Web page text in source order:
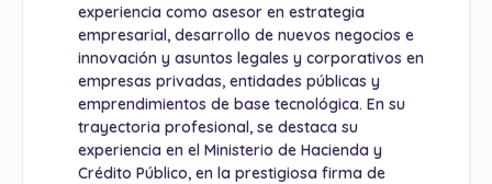
experiencia como asesor en estrategia
empresarial, desarrollo de nuevos negocios e
innovación y asuntos legales y corporativos en
empresas privadas, entidades públicas y
emprendimientos de base tecnológica. En su
trayectoria profesional, se destaca su
experiencia en el Ministerio de Hacienda y
Crédito Público, en la prestigiosa firma de